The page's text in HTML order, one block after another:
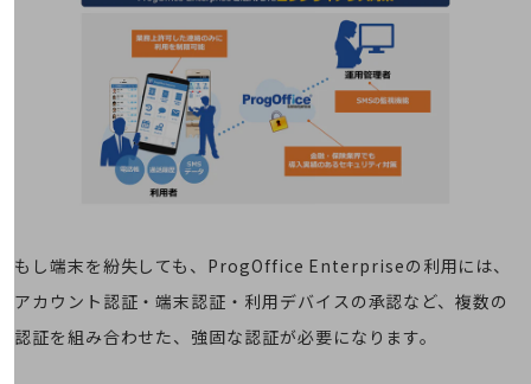
お役立ち資料ダウンロード
トレンド記事特集
中堅中小企業向け
サービス・ソリューション
課題やニーズに合ったサービスをご紹介し、
中堅中小企業のビジネスをサポート！
モバイル・音声
もし端末を紛失しても、ProgOffice Enterpriseの利用には、
アカウント認証・端末認証・利用デバイスの承認など、複数の
認証を組み合わせた、強固な認証が必要になります。